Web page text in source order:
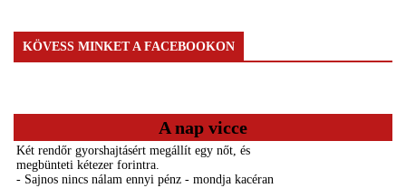
KÖVESS MINKET A FACEBOOKON
A nap vicce